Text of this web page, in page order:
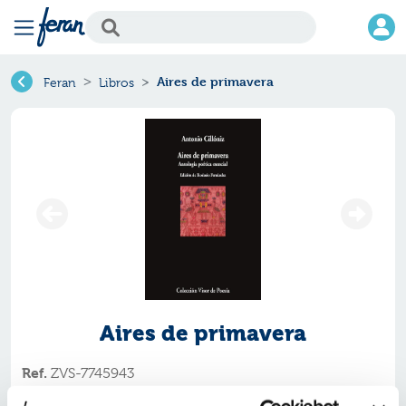
Feran Libros Aires de primavera
Aires de primavera
Ref. ZVS-7745943